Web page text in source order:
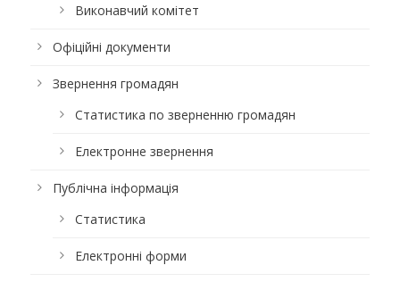
Виконавчий комітет
Офіційні документи
Звернення громадян
Статистика по зверненню громадян
Електронне звернення
Публічна інформація
Статистика
Електронні форми